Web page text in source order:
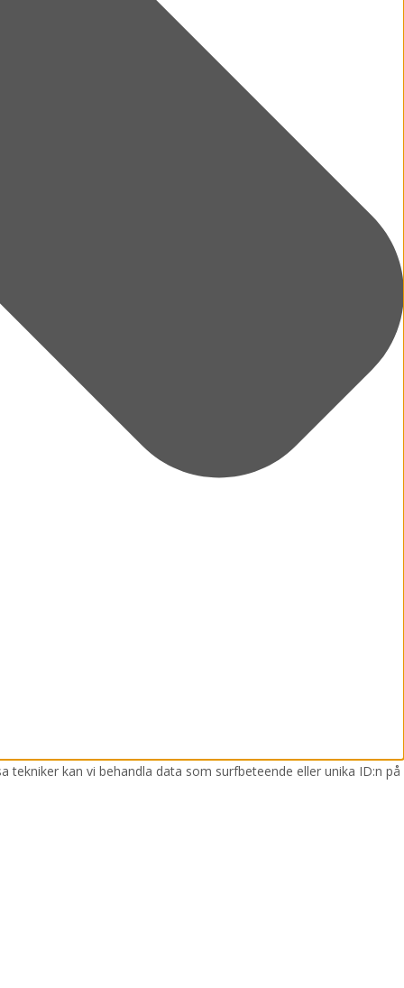
kan vi behandla data som surfbeteende eller unika ID:n på